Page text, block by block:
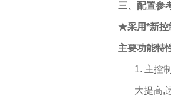
三、配置参
★采用*新
主要功能特
1. 主控
大提高,